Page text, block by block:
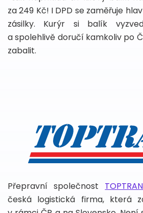
za 249 Kč! I DPD se zaměřuje
zásilky. Kurýr si balík
a spolehlivě doručí kamkoliv po
zabalit.
Přepravní společnost
česká logistická firma, která